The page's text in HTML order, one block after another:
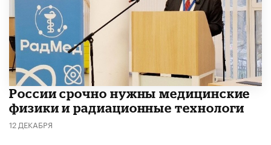
России срочно нужны медицинские
физики и радиационные технологи
12 ДЕКАБРЯ